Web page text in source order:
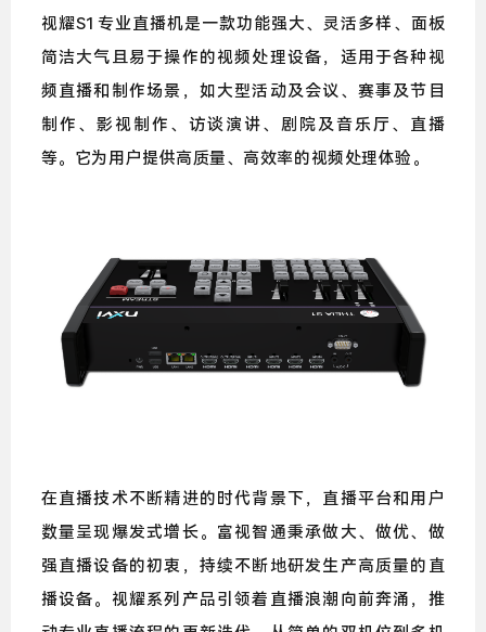
视耀S1专业直播机是一款功能强大、灵活多样、面板
简洁大气且易于操作的视频处理设备，适用于各种视
频直播和制作场景，如大型活动及会议、赛事及节目
制作、影视制作、访谈演讲、剧院及音乐厅、直播
等。它为用户提供高质量、高效率的视频处理体验。
在直播技术不断精进的时代背景下，直播平台和用户
数量呈现爆发式增长。富视智通秉承做大、做优、做
强直播设备的初衷，持续不断地研发生产高质量的直
播设备。视耀系列产品引领着直播浪潮向前奔涌，推